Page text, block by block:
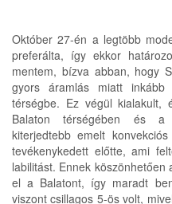
Október 27-én a legtöbb
preferálta, így ekkor
mentem, bízva abban, hogy
gyors áramlás miatt
térségbe. Ez végül
Balaton térségében és a
kiterjedtebb emelt
tevékenykedett előtte, ami
labilitást. Ennek
el a Balatont, így maradt
viszont csillagos 5-ös volt,